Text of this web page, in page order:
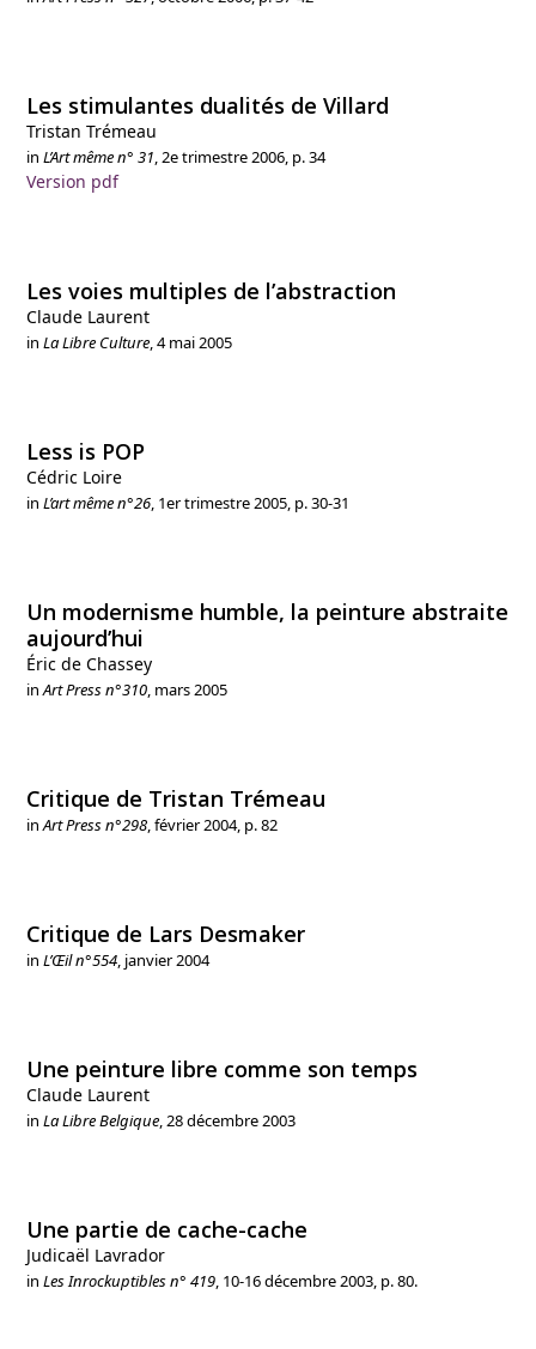
Les stimulantes dualités de Villard
Tristan Trémeau
inL’Art même n° 31, 2etrimestre 2006, p. 34
Version pdf
Les voies multiples de l’abstraction
Claude Laurent
inLa Libre Culture, 4 mai 2005
Less is POP
Cédric Loire
inL’art même n°26, 1ertrimestre 2005, p. 30-31
Un modernisme humble, la peinture abstraite
aujourd’hui
Éric de Chassey
inArt Press n°310, mars 2005
Critique de Tristan Trémeau
inArt Press n°298, février 2004, p. 82
Critique de Lars Desmaker
inL’Œil n°554, janvier 2004
Une peinture libre comme son temps
Claude Laurent
inLa Libre Belgique, 28 décembre 2003
Une partie de cache-cache
Judicaël Lavrador
inLes Inrockuptibles n° 419, 10-16 décembre 2003, p. 80.